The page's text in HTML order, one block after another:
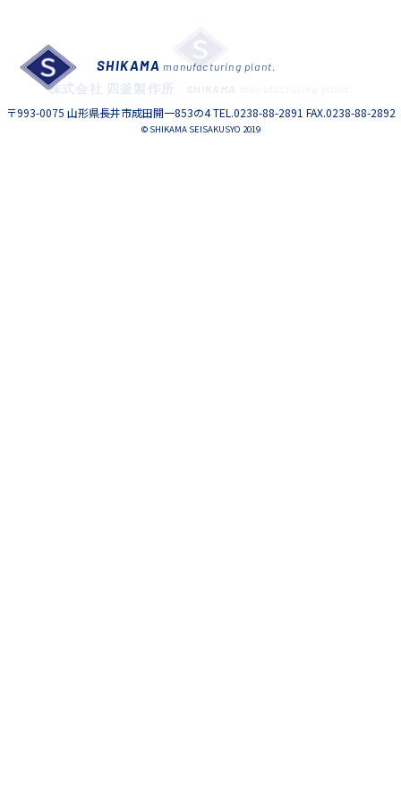
SHIKAMA manufacturing plant.
株式会社 四釜製作所 SHIKAMA
〒993-0075 山形県長井市成田開一853の4 TEL.0238-88-2891 FAX.0238-88-2892
© SHIKAMA SEISAKUSYO 2019